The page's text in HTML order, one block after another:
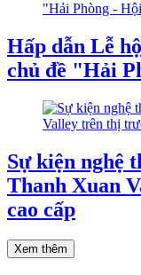
Hấp dẫn Lễ
chủ đề "Hải
Sự kiện nghệ
Thanh Xuan
cao cấp
Xem thêm